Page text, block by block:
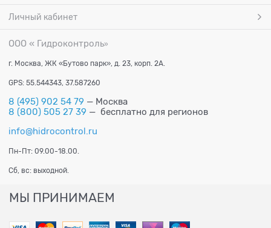
Личный кабинет
ООО « Гидроконтроль»
г. Москва, ЖК «Бутово парк», д. 23, корп. 2А.
GPS: 55.544343, 37.587260
8 (495) 902 54 79 — Москва
8 (800) 505 27 39 — бесплатно для регионов
info@hidrocontrol.ru
Пн-Пт: 09.00-18.00.
Сб, вс: выходной.
МЫ ПРИНИМАЕМ